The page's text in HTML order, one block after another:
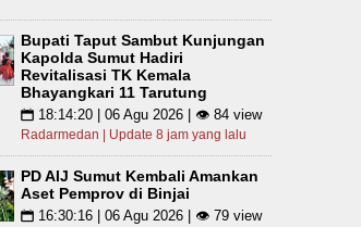
Bupati Taput Sambut Kunjungan
Kapolda Sumut Hadiri
Revitalisasi TK Kemala
Bhayangkari 11 Tarutung
📅 18:14:20 | 06 Agu 2026 | 👁 84 view
Radarmedan | Update 8 jam yang lalu
PD AIJ Sumut Kembali Amankan
Aset Pemprov di Binjai
📅 16:30:16 | 06 Agu 2026 | 👁 79 view